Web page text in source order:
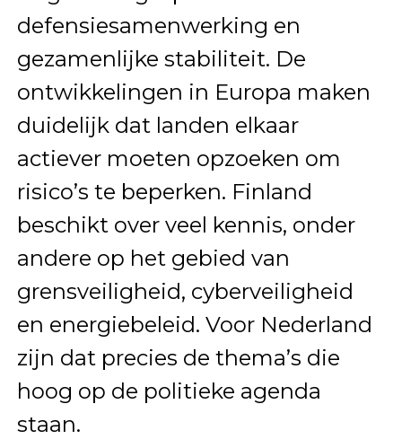
defensiesamenwerking en
gezamenlijke stabiliteit. De
ontwikkelingen in Europa maken
duidelijk dat landen elkaar
actiever moeten opzoeken om
risico’s te beperken. Finland
beschikt over veel kennis, onder
andere op het gebied van
grensveiligheid, cyberveiligheid
en energiebeleid. Voor Nederland
zijn dat precies de thema’s die
hoog op de politieke agenda
staan.